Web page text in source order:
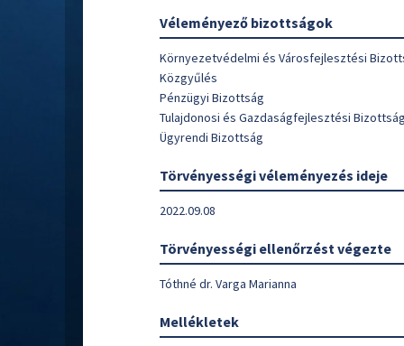
Véleményező bizottságok
Környezetvédelmi és Városfejlesztési
Közgyűlés
Pénzügyi Bizottság
Tulajdonosi és Gazdaságfejlesztési Bizottság
Ügyrendi Bizottság
Törvényességi véleményezés ideje
2022.09.08
Törvényességi ellenőrzést végezte
Tóthné dr. Varga Marianna
Mellékletek